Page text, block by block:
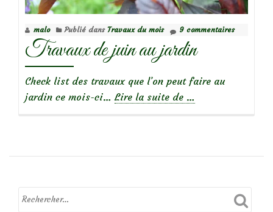
malo Publié dans Travaux du mois 9 commentaires
Travaux de juin au jardin
Check list des travaux que l’on peut faire au
jardin ce mois-ci… Lire la suite de à
juin
jardin
…